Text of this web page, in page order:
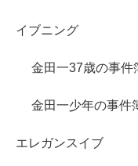
イブニング
金田一37歳の事件
金田一少年の事件
エレガンスイブ